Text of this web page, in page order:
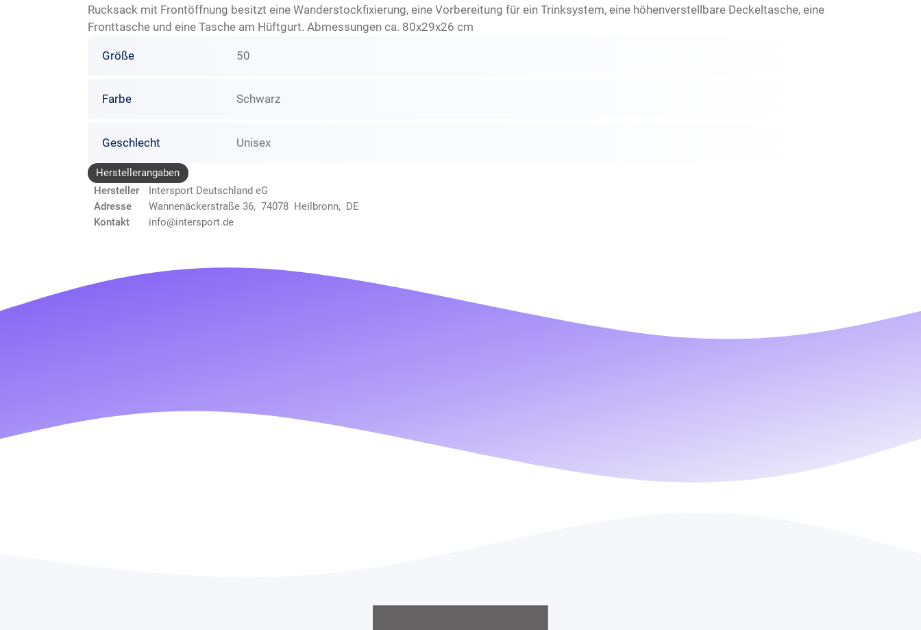
Rucksack mit Frontöffnung besitzt eine Wanderstockfixierung, eine Vorbereitung für ein Trinksystem, eine höhenverstellbare Deckeltasche, eine
Fronttasche und eine Tasche am Hüftgurt. Abmessungen ca. 80x29x26 cm
Größe 50
Farbe Schwarz
Geschlecht Unisex
Herstellerangaben
Hersteller
Intersport Deutschland eG
Adresse
Wannenäckerstraße 36, 74078 Heilbronn, DE
Kontakt
info@intersport.de